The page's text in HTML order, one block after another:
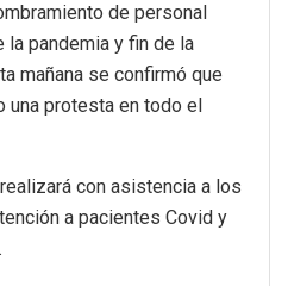
de personal
la pandemia y fin de la
mañana se confirmó que
una protesta en todo el
con asistencia a los
a pacientes Covid y